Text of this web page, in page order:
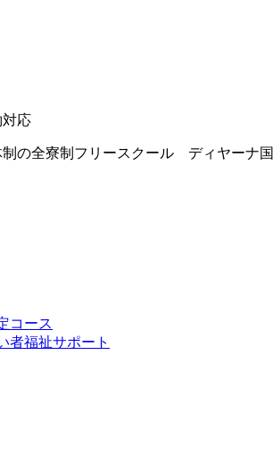
対応
コース
者福祉サポート